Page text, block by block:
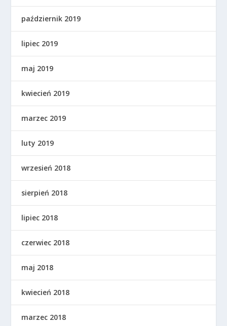
październik 2019
lipiec 2019
maj 2019
kwiecień 2019
marzec 2019
luty 2019
wrzesień 2018
sierpień 2018
lipiec 2018
czerwiec 2018
maj 2018
kwiecień 2018
marzec 2018